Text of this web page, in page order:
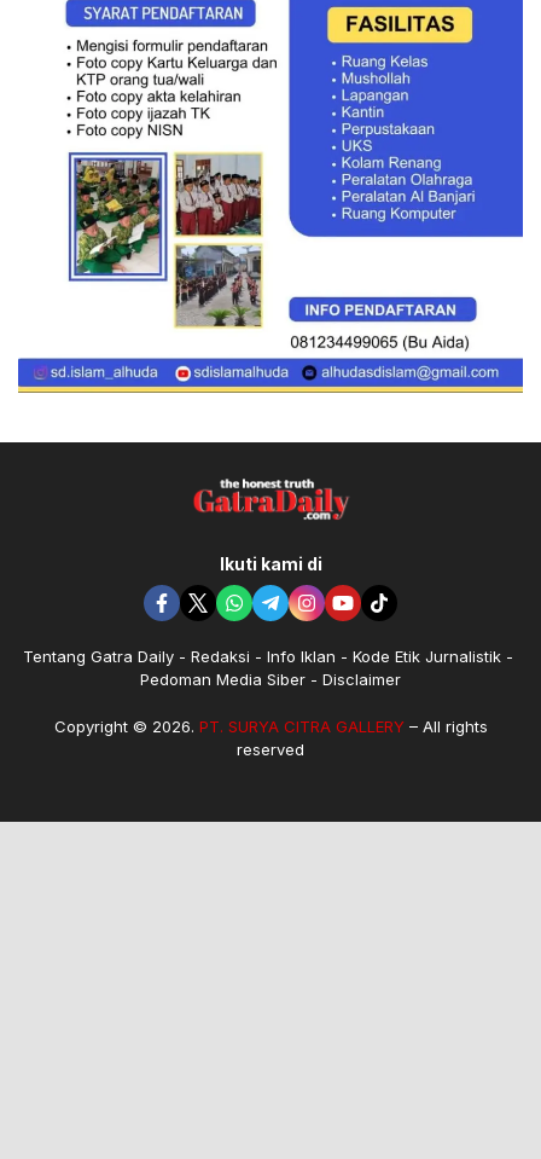
Ikuti kami di
Tentang Gatra Daily Redaksi Info Iklan
Kode Etik Jurnalistik
Pedoman Media Siber
Disclaimer
Copyright © 2026. PT. SURYA CITRA GALLERY– All rights
reserved